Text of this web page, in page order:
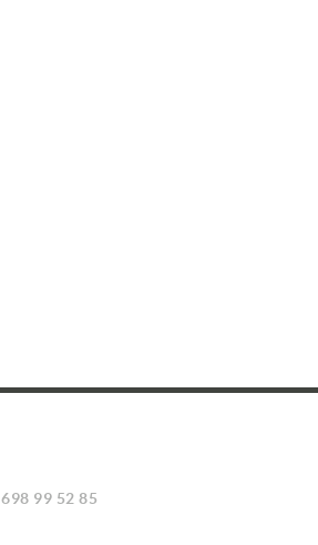
698 99 52 85